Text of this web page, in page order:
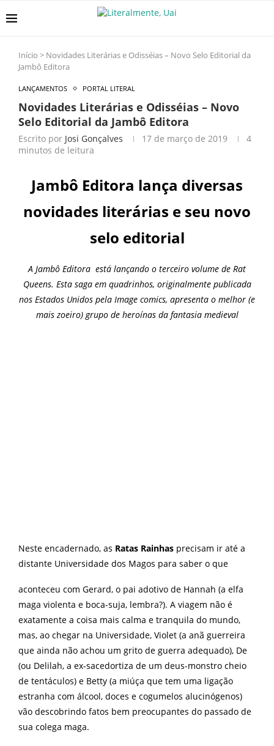
Início > Novidades Literárias e Odisséias – Novo Selo Editorial da
Jambô Editora
LANÇAMENTOS PORTAL LITERAL
Novidades Literárias e Odisséias – Novo
Selo Editorial da Jambô Editora
Escrito por Josi Gonçalves 17 de março de 2019
4
minutos de leitura
Jambô Editora lança diversas
novidades literárias e seu novo
selo editorial
A Jambô Editora está lançando o terceiro volume de Rat
Queens. Esta saga em quadrinhos, originalmente publicada
nos Estados Unidos pela Image comics, apresenta o melhor (e
mais zoeiro) grupo de heroínas da fantasia medieval
Neste encadernado, as Ratas Rainhas precisam ir até a
distante Universidade dos Magos para saber o que
aconteceu com Gerard, o pai adotivo de Hannah (a elfa
maga violenta e boca-suja, lembra?). A viagem não é
exatamente a coisa mais calma e tranquila do mundo,
mas, ao chegar na Universidade, Violet (a anã guerreira
que ainda não achou um grito de guerra adequado), De
(ou Delilah, a ex-sacedortiza de um deus-monstro cheio
de tentáculos) e Betty (a miúça que tem uma ligação
estranha com álcool, doces e cogumelos alucinógenos)
vão descobrindo fatos bem preocupantes do passado de
sua colega maga.